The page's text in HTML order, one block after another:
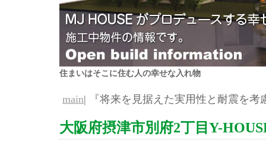
住まいはそこに住む人の幸せな入れ物
main| 『将来を見据えた実用性と耐震を考
大阪府摂津市別府2丁目Y-